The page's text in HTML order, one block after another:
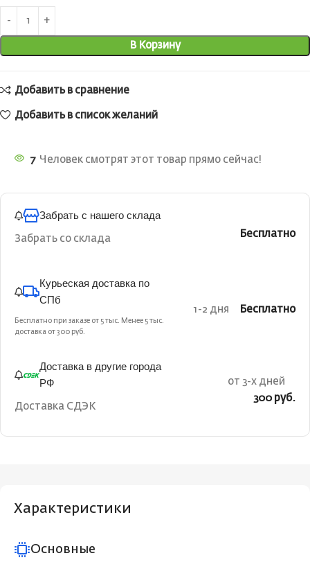
В Корзину
Добавить в сравнение
Добавить в список желаний
7 Человек смотрят этот товар прямо сейчас!
Забрать с нашего склада
Забрать со склада Бесплатно
Курьеская доставка по
СПб
Бесплатно при заказе от 5 тыс. Менее 5 тыс.
доставка от 300 руб.
1-2 дня Бесплатно
Доставка в другие города
РФ
Доставка СДЭК
от 3-х дней
300 руб.
Характеристики
Основные